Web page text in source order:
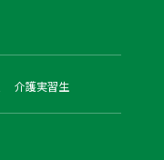
介護実習生